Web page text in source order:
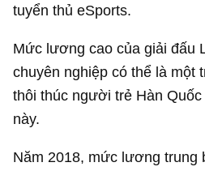
tuyển thủ eSports.
Mức lương cao của giải đấu
chuyên nghiệp có thể là một
thôi thúc người trẻ Hàn
này.
Năm 2018, mức lương trung